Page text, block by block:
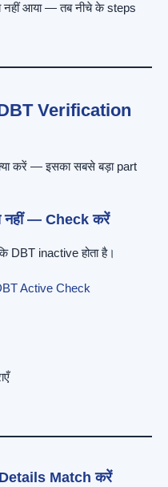
नहीं आया — तब नीचे के steps
Verification
करें — इसका सबसे बड़ा part
नहीं — Check करें
DBT inactive होता है।
Active Check
Match करें